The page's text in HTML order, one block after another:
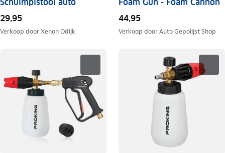
29,95
Verkoop doorXenon Odijk
44,95
Verkoop doorAuto Gepolijst Shop